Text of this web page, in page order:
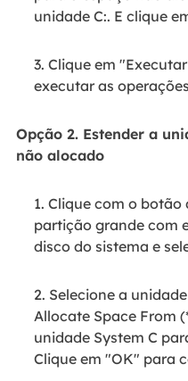
unidade C:. E clique
3. Clique em
executar as
Opção 2. Estender a
não alocado
1. Clique com o
partição grande com
disco do sistema e
2. Selecione a
Allocate Space From
unidade System C
Clique em "OK" para